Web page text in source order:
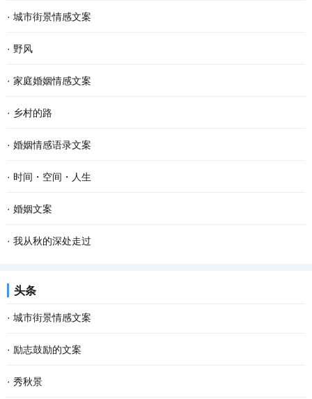
· 城市街景情感文案
· 野风
· 家庭婚姻情感文案
· 乡村的路
· 婚姻情感语录文案
· 时间・空间・人生
· 婚姻文案
· 我从秋的深处走过
头条
· 城市街景情感文案
· 励志鼓励的文案
· 秀秋景